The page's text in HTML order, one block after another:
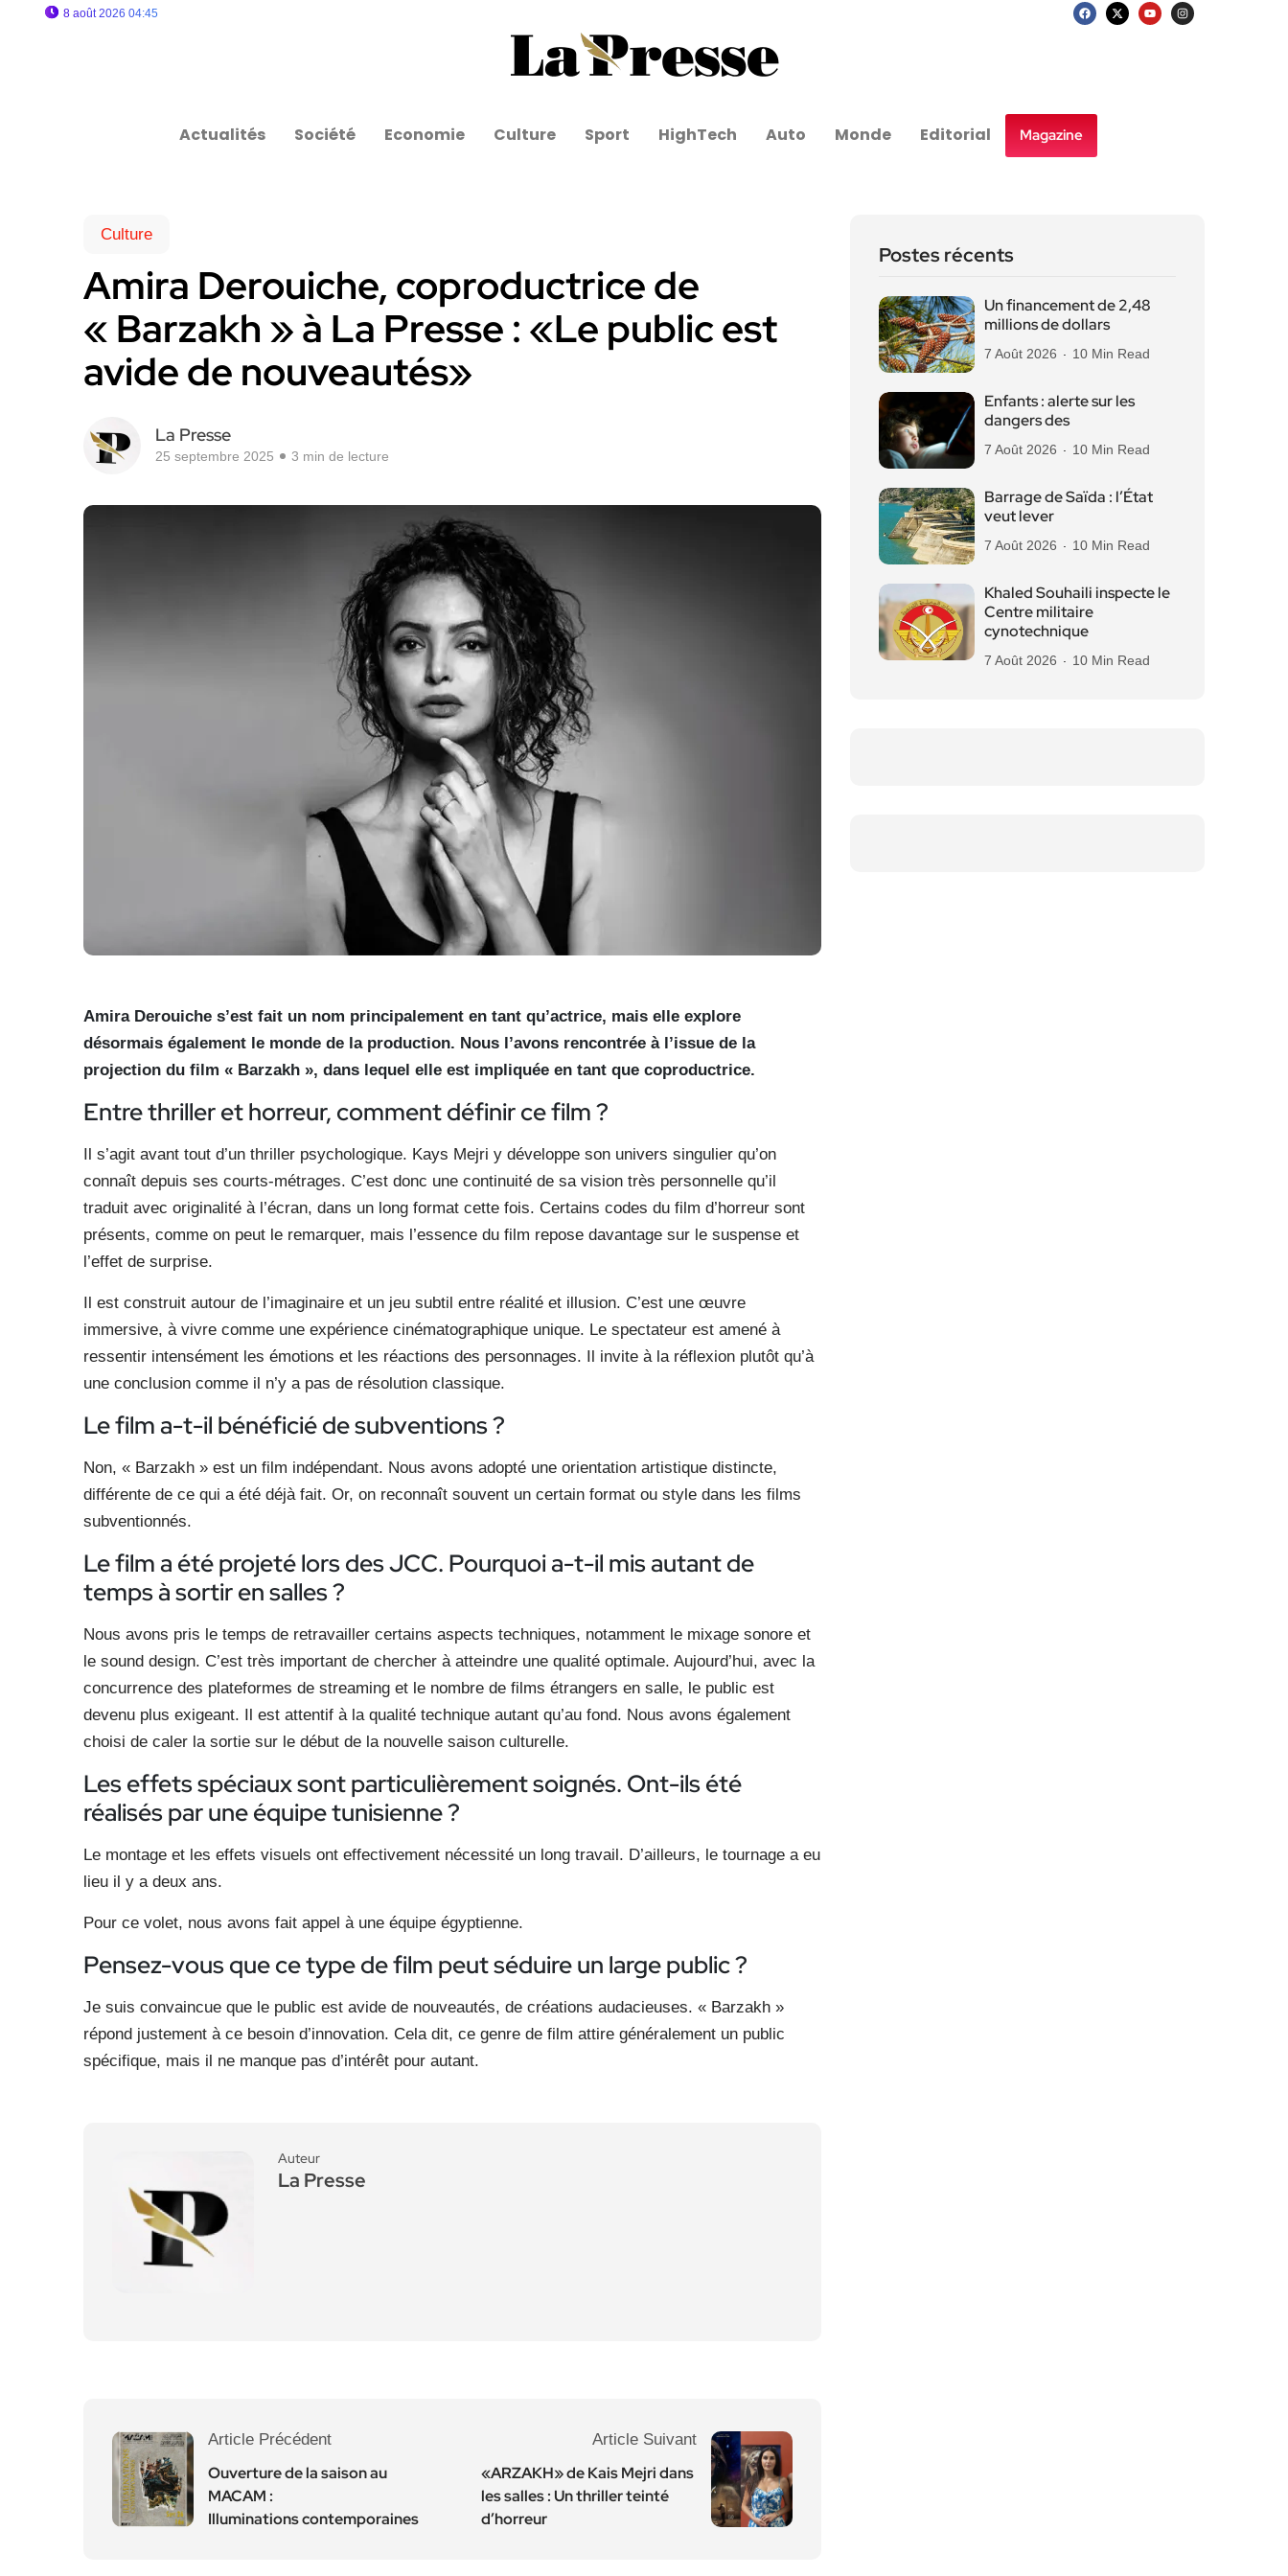
8 août 2026 04:45
Actualités Société Economie Culture Sport HighTech Auto Monde Editorial Magazine
Culture
Amira Derouiche, coproductrice de
« Barzakh » à La Presse : «Le public est
avide de nouveautés»
La Presse
25 septembre 2025 3 min de lecture
Amira Derouiche s’est fait un nom principalement en tant qu’actrice, mais elle explore
désormais également le monde de la production. Nous l’avons rencontrée à l’issue de la
projection du film « Barzakh », dans lequel elle est impliquée en tant que coproductrice.
Entre thriller et horreur, comment définir ce film ?
Il s’agit avant tout d’un thriller psychologique. Kays Mejri y développe son univers singulier qu’on
connaît depuis ses courts-métrages. C’est donc une continuité de sa vision très personnelle qu’il
traduit avec originalité à l’écran, dans un long format cette fois. Certains codes du film d’horreur sont
présents, comme on peut le remarquer, mais l’essence du film repose davantage sur le suspense et
l’effet de surprise.
Il est construit autour de l’imaginaire et un jeu subtil entre réalité et illusion. C’est une œuvre
immersive, à vivre comme une expérience cinématographique unique. Le spectateur est amené à
ressentir intensément les émotions et les réactions des personnages. Il invite à la réflexion plutôt qu’à
une conclusion comme il n’y a pas de résolution classique.
Le film a-t-il bénéficié de subventions ?
Non, « Barzakh » est un film indépendant. Nous avons adopté une orientation artistique distincte,
différente de ce qui a été déjà fait. Or, on reconnaît souvent un certain format ou style dans les films
subventionnés.
Le film a été projeté lors des JCC. Pourquoi a-t-il mis autant de
temps à sortir en salles ?
Nous avons pris le temps de retravailler certains aspects techniques, notamment le mixage sonore et
le sound design. C’est très important de chercher à atteindre une qualité optimale. Aujourd’hui, avec la
concurrence des plateformes de streaming et le nombre de films étrangers en salle, le public est
devenu plus exigeant. Il est attentif à la qualité technique autant qu’au fond. Nous avons également
choisi de caler la sortie sur le début de la nouvelle saison culturelle.
Les effets spéciaux sont particulièrement soignés. Ont-ils été
réalisés par une équipe tunisienne ?
Le montage et les effets visuels ont effectivement nécessité un long travail. D’ailleurs, le tournage a eu
lieu il y a deux ans.
Pour ce volet, nous avons fait appel à une équipe égyptienne.
Pensez-vous que ce type de film peut séduire un large public ?
Je suis convaincue que le public est avide de nouveautés, de créations audacieuses. « Barzakh »
répond justement à ce besoin d’innovation. Cela dit, ce genre de film attire généralement un public
spécifique, mais il ne manque pas d’intérêt pour autant.
Auteur
La Presse
Article Précédent
Ouverture de la saison au
MACAM :
Illuminations contemporaines
Article Suivant
«ARZAKH» de Kais Mejri dans
les salles : Un thriller teinté
d’horreur
Postes récents
Un financement de 2,48
millions de dollars
7 Août 2026 10 Min Read
Enfants : alerte sur les
dangers des
7 Août 2026 10 Min Read
Barrage de Saïda : l’État
veut lever
7 Août 2026 10 Min Read
Khaled Souhaili inspecte le
Centre militaire
cynotechnique
7 Août 2026 10 Min Read